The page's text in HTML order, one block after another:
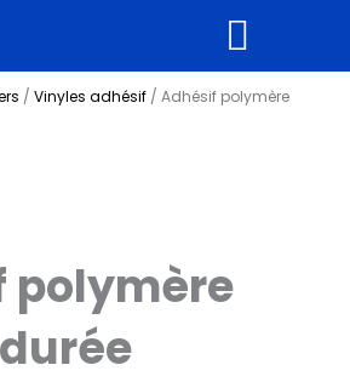
/ Vinyles adhésif / Adhésif polymère
polymère